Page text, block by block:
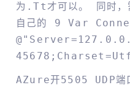
为.tt才可以。 同时，
自己的 9 Var
AZure开5505 UDP端